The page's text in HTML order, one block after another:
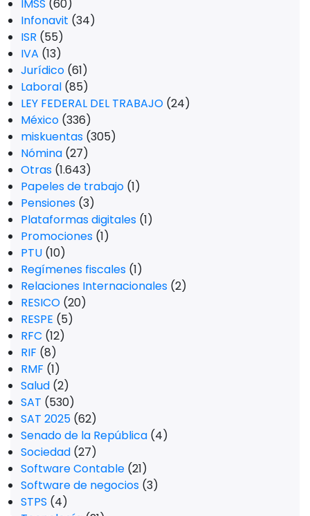
IMSS (60)
Infonavit (34)
ISR (55)
IVA (13)
Jurídico (61)
Laboral (85)
LEY FEDERAL DEL TRABAJO (24)
México (336)
miskuentas (305)
Nómina (27)
Otras (1.643)
Papeles de trabajo (1)
Pensiones (3)
Plataformas digitales (1)
Promociones (1)
PTU (10)
Regímenes fiscales (1)
Relaciones Internacionales (2)
RESICO (20)
RESPE (5)
RFC (12)
RIF (8)
RMF (1)
Salud (2)
SAT (530)
SAT 2025 (62)
Senado de la República (4)
Sociedad (27)
Software Contable (21)
Software de negocios (3)
STPS (4)